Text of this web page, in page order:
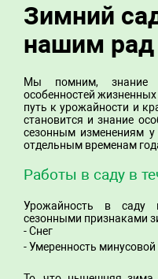
Зимний
нашим рад
Мы помним, знание
особенностей
путь к урожайности и
становится и знание
сезонным изменениям
отдельным временам
Работы в саду в
Урожайность в саду
сезонными признаками
- Снег
- Умеренность